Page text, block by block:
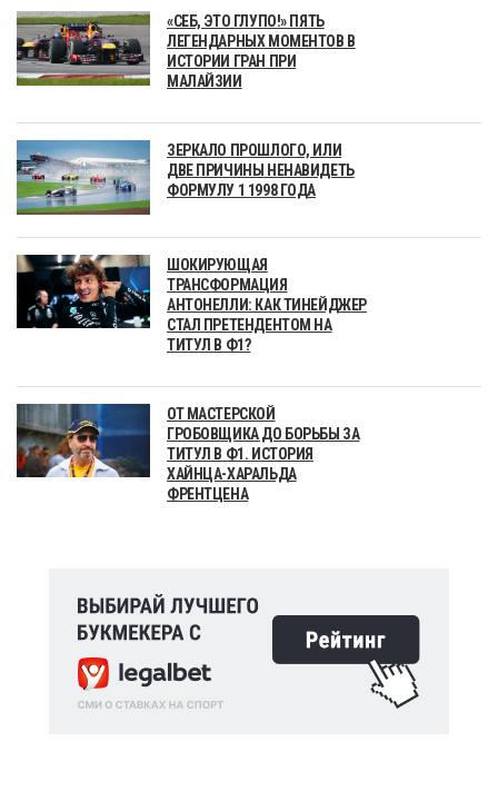
«СЕБ, ЭТО ГЛУПО!» ПЯТЬ
ЛЕГЕНДАРНЫХ МОМЕНТОВ В
ИСТОРИИ ГРАН ПРИ
МАЛАЙЗИИ
ЗЕРКАЛО ПРОШЛОГО, ИЛИ
ДВЕ ПРИЧИНЫ НЕНАВИДЕТЬ
ФОРМУЛУ 1 1998 ГОДА
ШОКИРУЮЩАЯ
ТРАНСФОРМАЦИЯ
АНТОНЕЛЛИ: КАК ТИНЕЙДЖЕР
СТАЛ ПРЕТЕНДЕНТОМ НА
ТИТУЛ В Ф1?
ОТ МАСТЕРСКОЙ
ГРОБОВЩИКА ДО БОРЬБЫ ЗА
ТИТУЛ В Ф1. ИСТОРИЯ
ХАЙНЦА-ХАРАЛЬДА
ФРЕНТЦЕНА